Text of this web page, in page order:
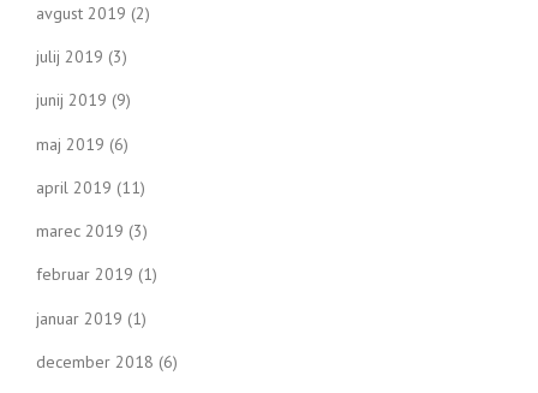
avgust 2019 (2)
julij 2019 (3)
junij 2019 (9)
maj 2019 (6)
april 2019 (11)
marec 2019 (3)
februar 2019 (1)
januar 2019 (1)
december 2018 (6)